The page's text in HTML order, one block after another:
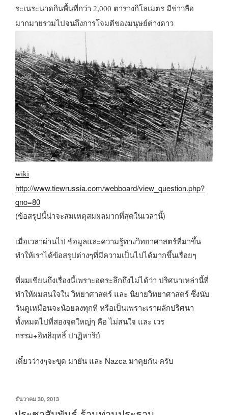
ระเนระนาดกินพื้นที่กว่า 2,000 ตารางกิโลเมตร มีข่าวลือ
มากมายรวมไปจนถึงการโจมตีของมนุษย์ต่างดาว
wiki
http://www.tiewrussia.com/webboard/view_question.php?
qno=80
(ข้อสรุปนี้น่าจะสมเหตุสมผลมากที่สุดในเวลานี้)
เมื่อเวลาผ่านไป ข้อมูลและความรู้ทางวิทยาศาสตร์ที่มาขึ้น
ทำให้เราได้ข้อสรุปต่างๆที่มีความเป็นไปได้มากขึ้นเรื่อยๆ
ที่ผมเขียนถึงเรื่องนี้เพราะอดระลึกถึงไม่ได้ว่า ปริศนาเหล่านี้ที่
ทำให้ผมสนใจใน วิทยาศาสตร์ และ นิยายวิทยาศาสตร์ ซึ่งนับ
วันดูเหมือนจะน้อยลงทุกที หรือเป็นเพราะเราผลักปริศนา
ทั้งหมดไปที่สองจุดใหญ่ๆ คือ ไม่สนใจ และ เวร
กรรม+อิทธิฤทธิ์ ปาฏิหาริย์
เดี๋ยวว่างๆจะขุด มายัน และ Nazca มาคุยกัน ครับ
เขียน
ธันวาคม 30, 2013